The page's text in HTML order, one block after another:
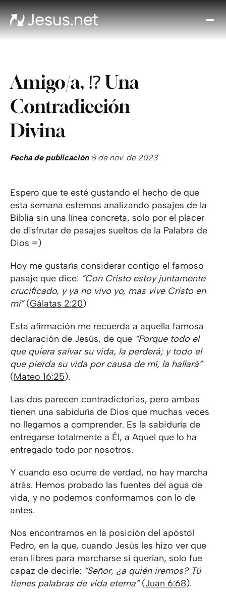
Amigo/a, ⁉️ Una
Contradicción
Divina
Fecha de publicación8 de nov. de 2023
Espero que te esté gustando el hecho de que
esta semana estemos analizando pasajes de la
Biblia sin una línea concreta, solo por el placer
de disfrutar de pasajes sueltos de la Palabra de
Dios =)
Hoy me gustaría considerar contigo el famoso
pasaje que dice: “Con Cristo estoy juntamente
crucificado, y ya no vivo yo, mas vive Cristo en
mí”(Gálatas 2:20)
Esta afirmación me recuerda a aquella famosa
declaración de Jesús, de que “Porque todo el
que quiera salvar su vida, la perderá; y todo el
que pierda su vida por causa de mí, la hallará”
(Mateo 16:25).
Las dos parecen contradictorias, pero ambas
tienen una sabiduría de Dios que muchas veces
no llegamos a comprender. Es la sabiduría de
entregarse totalmente a Él, a Aquel que lo ha
entregado todo por nosotros.
Y cuando eso ocurre de verdad, no hay marcha
atrás. Hemos probado las fuentes del agua de
vida, y no podemos conformarnos con lo de
antes.
Nos encontramos en la posición del apóstol
Pedro, en la que, cuando Jesús les hizo ver que
eran libres para marcharse si querían, solo fue
capaz de decirle: “Señor, ¿a quién iremos? Tú
tienes palabras de vida eterna”(Juan 6:68).